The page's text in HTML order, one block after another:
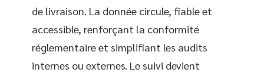
de livraison. La donnée circule, fiable et
accessible, renforçant la conformité
réglementaire et simplifiant les audits
internes ou externes. Le suivi devient